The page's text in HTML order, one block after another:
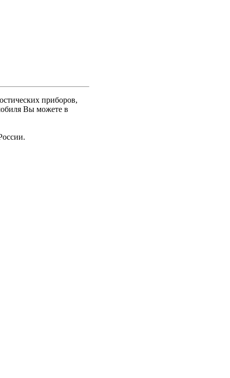
приборов,
Вы можете в